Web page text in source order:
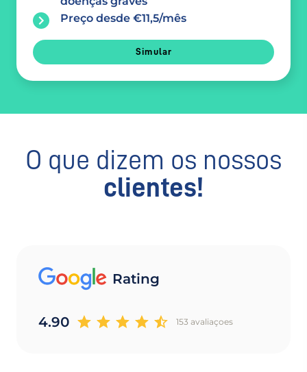
Preço desde €11,5/mês
Simular
O que dizem os nossos
clientes!
Rating
4.90 153 avaliaçoes